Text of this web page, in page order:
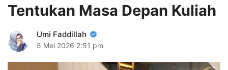
Tentukan Masa Depan Kuliah
Umi Faddillah
5 Mei 2026 2:51 pm